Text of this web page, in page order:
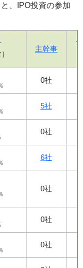
、IPO投資の参加
主幹事
0社
5社
0社
6社
0社
0社
0社